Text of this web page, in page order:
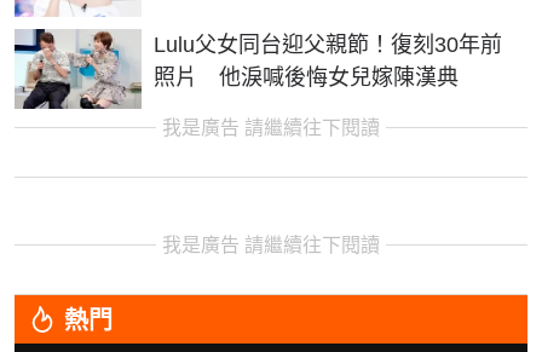
Lulu父女同台迎父親節！復刻30年前
照片 他淚喊後悔女兒嫁陳漢典
我是廣告 請繼續往下閱讀
我是廣告 請繼續往下閱讀
熱門